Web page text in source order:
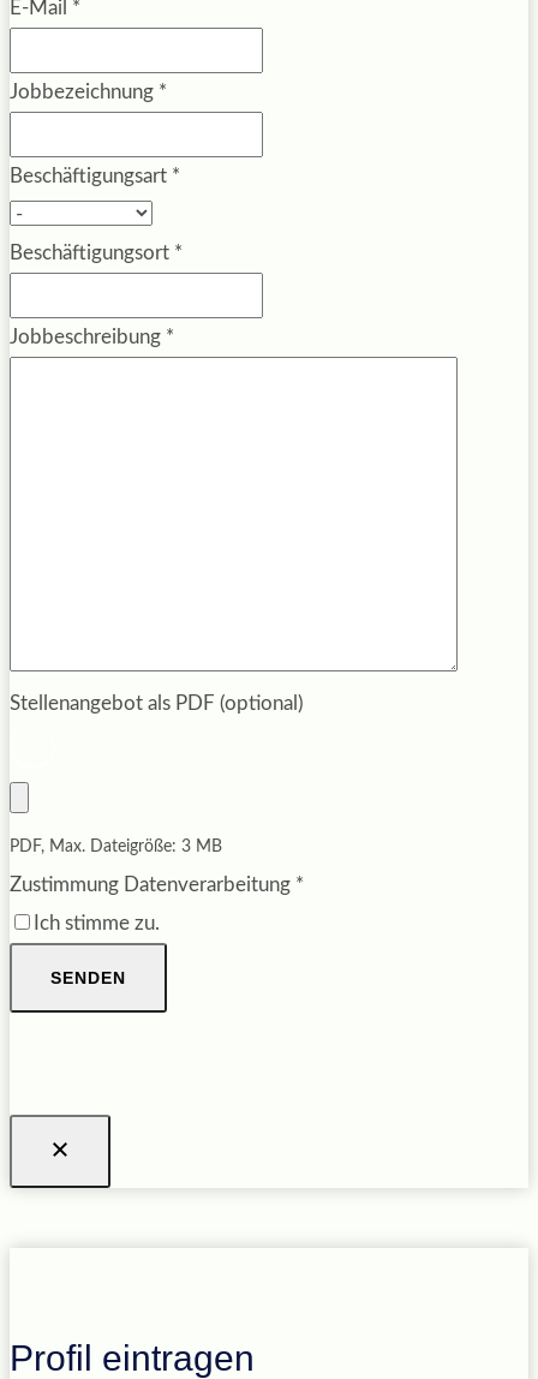
E-Mail *
Jobbezeichnung *
Beschäftigungsart *
Beschäftigungsort *
Jobbeschreibung *
Stellenangebot als PDF (optional)
PDF, Max. Dateigröße: 3 MB
Zustimmung Datenverarbeitung *
Ich stimme zu.
SENDEN
Profil eintragen